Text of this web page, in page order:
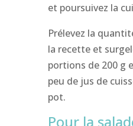
et poursuivez la
Prélevez la
la recette et
portions de 200 g
peu de jus de
pot.
Pour la